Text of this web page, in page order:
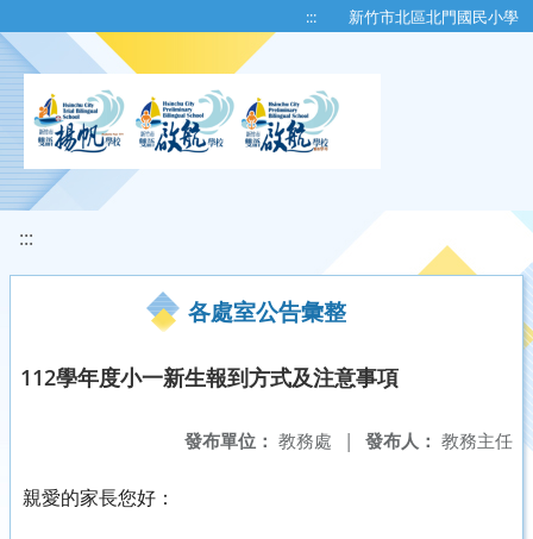
::: 新竹市北區北門國民小學
:::
各處室公告彙整
112學年度小一新生報到方式及注意事項
發布人： 教務主任
發布單位： 教務處 |
親愛的家長您好：